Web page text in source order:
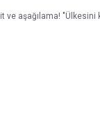
ve aşağılama!